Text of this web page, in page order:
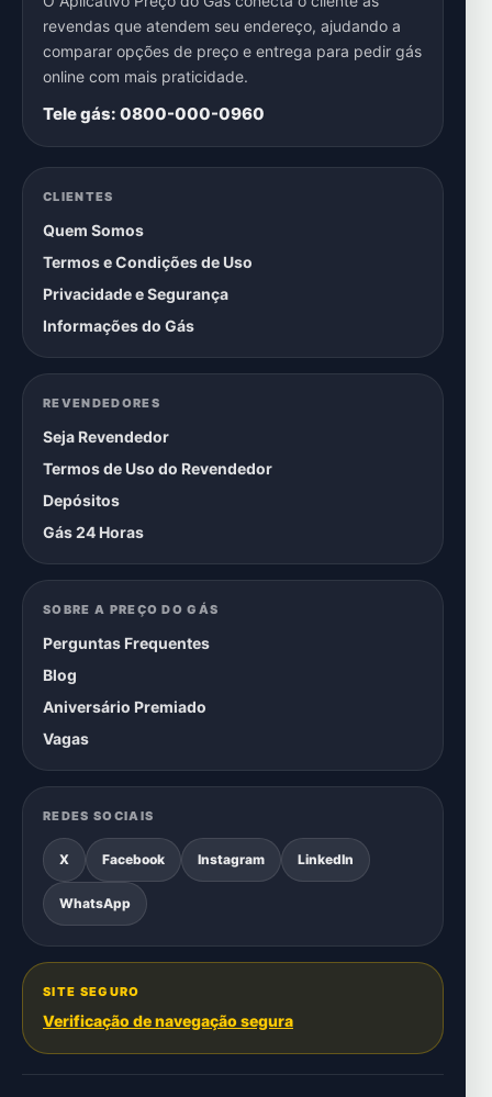
revendas que atendem seu endereço, ajudando a
comparar opções de preço e entrega para pedir gás
online com mais praticidade.
Tele gás: 0800-000-0960
CLIENTES
Quem Somos
Termos e Condições de Uso
Privacidade e Segurança
Informações do Gás
REVENDEDORES
Seja Revendedor
Termos de Uso do Revendedor
Depósitos
Gás 24 Horas
SOBRE A PREÇO DO GÁS
Perguntas Frequentes
Blog
Aniversário Premiado
Vagas
REDES SOCIAIS
X Facebook Instagram LinkedIn
WhatsApp
SITE SEGURO
Verificação de navegação segura